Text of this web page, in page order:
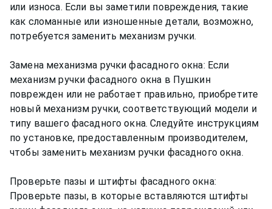
или износа. Если вы заметили повреждения, такие
как сломанные или изношенные детали, возможно,
потребуется заменить механизм ручки.
Замена механизма ручки фасадного окна: Если
механизм ручки фасадного окна в Пушкин
поврежден или не работает правильно, приобретите
новый механизм ручки, соответствующий модели и
типу вашего фасадного окна. Следуйте инструкциям
по установке, предоставленным производителем,
чтобы заменить механизм ручки фасадного окна.
Проверьте пазы и штифты фасадного окна:
Проверьте пазы, в которые вставляются штифты